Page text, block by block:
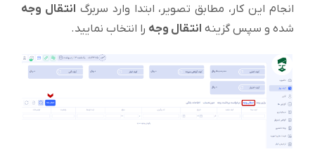
انجام این کار، مطابق تصویر، ابتدا وارد سربرگ انتقال وجه
شده و سپس گزینه انتقال وجه را انتخاب نمایید.